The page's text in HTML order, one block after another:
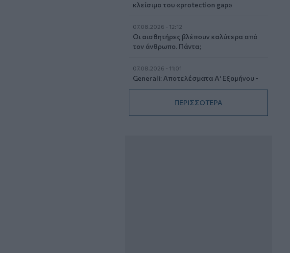
κλείσιμο του «protection gap»
07.08.2026 - 12:12
Οι αισθητήρες βλέπουν καλύτερα από
τον άνθρωπο. Πάντα;
07.08.2026 - 11:01
Generali: Αποτελέσματα Α' Εξαμήνου -
Εξαιρετική ανάπτυξη στα Λειτουργικά
Αποτελέσματα με συμβολή από όλες
τις επιχειρηματικές δραστηριότητες
ΠΕΡΙΣΣΟΤΕΡΑ